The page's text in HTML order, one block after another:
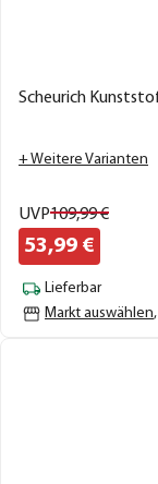
Scheurich
+ Weitere Varianten
UVP109,99€
53,99 €
Lieferbar
Markt auswählen